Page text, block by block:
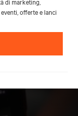
offerte e lanci